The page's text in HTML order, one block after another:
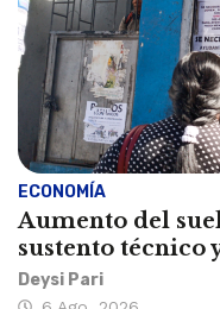
ECONOMÍA
Aumento del
sustento técnico
Deysi Pari